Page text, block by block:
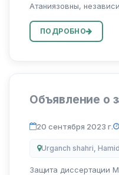
Атаниязовны,
университета, на
бадиий психологизм:
ПОДРОБНО
Объявление о
20 сентября 2023 г.
Urganch shahri,
Защита диссертации